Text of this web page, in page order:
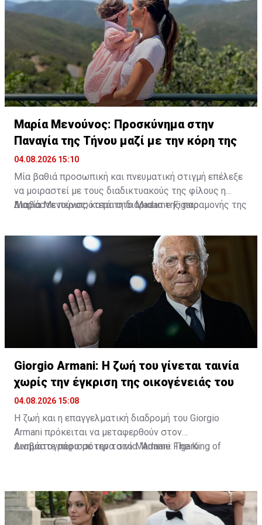
Μαρία Μενούνος: Προσκύνημα στην
Παναγία της Τήνου μαζί με την κόρη της
04.08.2026 15:10
Μία βαθιά προσωπική και πνευματική στιγμή επέλεξε
να μοιραστεί με τους διαδικτυακούς της φίλους η
Μαρία Μενούνος, κατά τη διάρκεια της παραμονής της
πλευρό της τη μικρή της κόρη, Αθηνά, σε ένα
προσκύνημα που, όπως αποκάλυψε, είχε ξεχωριστή
σημασία για την ίδια.
Διαβάστε περισσότερα στο Madame Figaro
Giorgio Armani: Η ζωή του γίνεται ταινία
χωρίς την έγκριση της οικογένειάς του
04.08.2026 15:08
Η ζωή και η επαγγελματική διαδρομή του Giorgio
Armani πρόκειται να μεταφερθούν στον
κινηματογράφο με την ταινία “Armani: The King of
Διαβάστε περισσότερα στο Madame Figaro